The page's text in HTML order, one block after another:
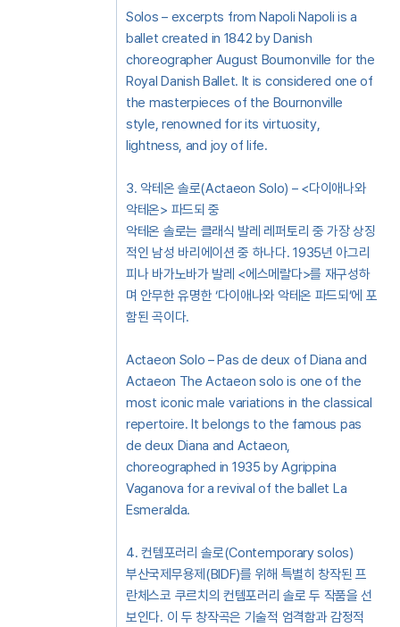
Solos – excerpts from Napoli Napoli is a
ballet created in 1842 by Danish
choreographer August Bournonville for the
Royal Danish Ballet. It is considered one of
the masterpieces of the Bournonville
style, renowned for its virtuosity,
lightness, and joy of life.
3. 악테온 솔로(Actaeon Solo) – <다이애나와
악테온> 파드되 중
악테온 솔로는 클래식 발레 레퍼토리 중 가장 상징
적인 남성 바리에이션 중 하나다. 1935년 아그리
피나 바가노바가 발레 <에스메랄다>를 재구성하
며 안무한 유명한 ‘다이애나와 악테온 파드되’에 포
함된 곡이다.
Actaeon Solo – Pas de deux of Diana and
Actaeon The Actaeon solo is one of the
most iconic male variations in the classical
repertoire. It belongs to the famous pas
de deux Diana and Actaeon,
choreographed in 1935 by Agrippina
Vaganova for a revival of the ballet La
Esmeralda.
4. 컨템포러리 솔로(Contemporary solos)
부산국제무용제(BIDF)를 위해 특별히 창작된 프
란체스코 쿠르치의 컨템포러리 솔로 두 작품을 선
보인다. 이 두 창작곡은 기술적 엄격함과 감정적